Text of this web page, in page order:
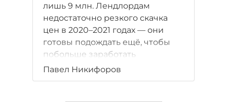
лишь 9 млн. Лендлордам
недостаточно резкого скачка
цен в 2020–2021 годах — они
готовы подождать ещё, чтобы
побольше заработать
на торговле проектами
с разрешениями.
Павел Никифоров